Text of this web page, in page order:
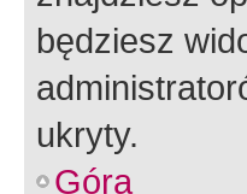
będziesz
ukryty.
Góra